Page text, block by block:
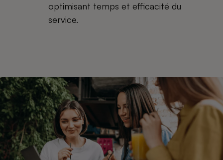
optimisant temps et efficacité du
service.